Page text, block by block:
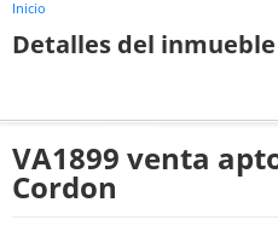
Inicio
Detalles del inmueble
VA1899 venta
Cordon